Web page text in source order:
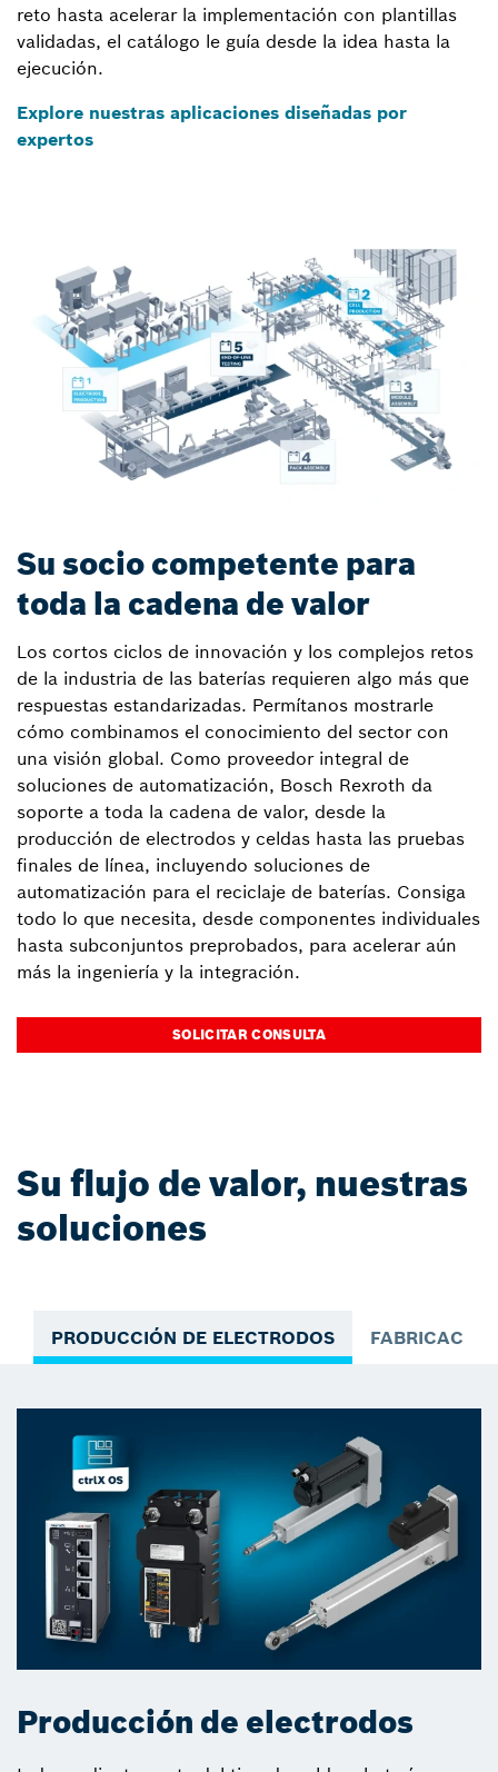
reto hasta acelerar la implementación con plantillas
validadas, el catálogo le guía desde la idea hasta la
ejecución.
Explore nuestras aplicaciones diseñadas por
expertos
Su socio competente para
toda la cadena de valor
Los cortos ciclos de innovación y los complejos retos
de la industria de las baterías requieren algo más que
respuestas estandarizadas. Permítanos mostrarle
cómo combinamos el conocimiento del sector con
una visión global. Como proveedor integral de
soluciones de automatización, Bosch Rexroth da
soporte a toda la cadena de valor, desde la
producción de electrodos y celdas hasta las pruebas
finales de línea, incluyendo soluciones de
automatización para el reciclaje de baterías. Consiga
todo lo que necesita, desde componentes individuales
hasta subconjuntos preprobados, para acelerar aún
más la ingeniería y la integración.
SOLICITAR CONSULTA
Su flujo de valor, nuestras
soluciones
PRODUCCIÓN DE ELECTRODOS
Producción de electrodos